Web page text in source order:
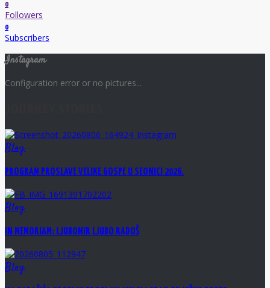
0
Followers
0
Subscribers
Instagram
Configuration error or no pictures...
Blog
PROGRAM PROSLAVE VELIKE GOSPE U SEONICI 2026.
Blog
IN MEMORIAM: LJUBOMIR LJUBO RADOŠ
Blog